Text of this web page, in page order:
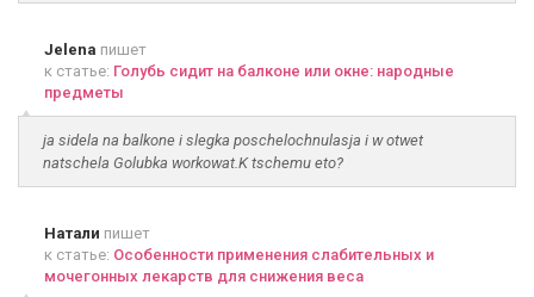
Jelena пишет
к статье: Голубь сидит на балконе или окне: народные
предметы
ja sidela na balkone i slegka poschelochnulasja i w otwet
natschela Golubka workowat.K tschemu eto?
Натали пишет
к статье: Особенности применения слабительных и
мочегонных лекарств для снижения веса